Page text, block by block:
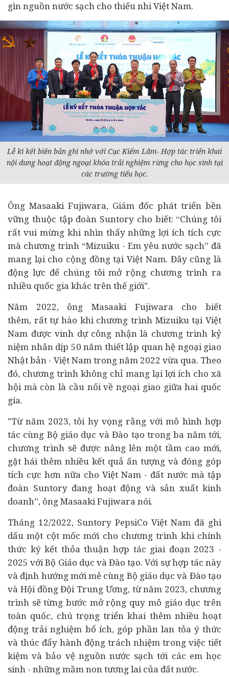
gìn nguồn nước sạch cho thiếu nhi Việt Nam.
Lễ kí kết biên bản ghi nhớ với Cục Kiểm Lâm- Hợp tác triển khai
nội dung hoạt động ngoại khóa trải nghiệm rừng cho học sinh tại
các trường tiểu học.
Ông Masaaki Fujiwara, Giám đốc phát triển bền
vững thuộc tập đoàn Suntory cho biết: “Chúng tôi
rất vui mừng khi nhìn thấy những lợi ích tích cực
mà chương trình “Mizuiku - Em yêu nước sạch” đã
mang lại cho cộng đồng tại Việt Nam. Đây cũng là
động lực để chúng tôi mở rộng chương trình ra
nhiều quốc gia khác trên thế giới".
Năm 2022, ông Masaaki Fujiwara cho biết
thêm, rất tự hào khi chương trình Mizuiku tại Việt
Nam được vinh dự công nhận là chương trình kỷ
niệm nhân dịp 50 năm thiết lập quan hệ ngoại giao
Nhật bản - Việt Nam trong năm 2022 vừa qua. Theo
đó, chương trình không chỉ mang lại lợi ích cho xã
hội mà còn là cầu nối về ngoại giao giữa hai quốc
gia.
"Từ năm 2023, tôi hy vọng rằng với mô hình hợp
tác cùng Bộ giáo dục và Đào tạo trong ba năm tới,
chương trình sẽ được nâng lên một tầm cao mới,
gặt hái thêm nhiều kết quả ấn tượng và đóng góp
tích cực hơn nữa cho Việt Nam - đất nước mà tập
đoàn Suntory đang hoạt động và sản xuất kinh
doanh”, ôngMasaaki Fujiwara nói.
Tháng 12/2022, Suntory PepsiCo Việt Nam đã ghi
dấu một cột mốc mới cho chương trình khi chính
thức ký kết thỏa thuận hợp tác giai đoạn 2023 -
2025 với Bộ Giáo dục và Đào tạo. Với sự hợp tác này
và định hướng mới mẻ cùng Bộ giáo dục và Đào tạo
và Hội đồng Đội Trung Ương, từ năm 2023, chương
trình sẽ từng bước mở rộng quy mô giáo dục trên
toàn quốc, chú trọng triển khai thêm nhiều hoạt
động trải nghiệm bổ ích, góp phần lan tỏa ý thức
và thúc đẩy hành động trách nhiệm trong việc tiết
kiệm và bảo vệ nguồn nước sạch tới các em học
sinh - những mầm non tương lai của đất nước.